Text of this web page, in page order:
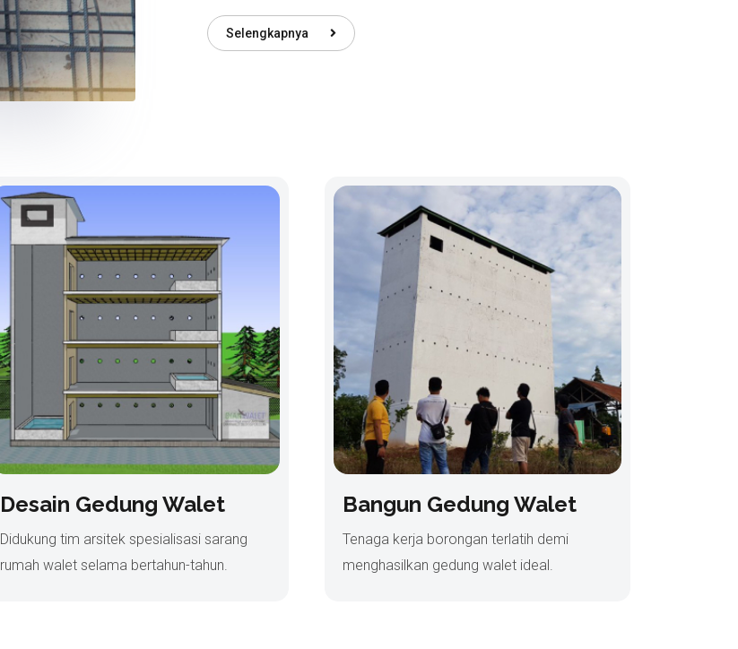
Selengkapnya
Desain Gedung Walet
Didukung tim arsitek spesialisasi sarang
rumah walet selama bertahun-tahun.
Bangun Gedung Walet
Tenaga kerja borongan terlatih demi
menghasilkan gedung walet ideal.